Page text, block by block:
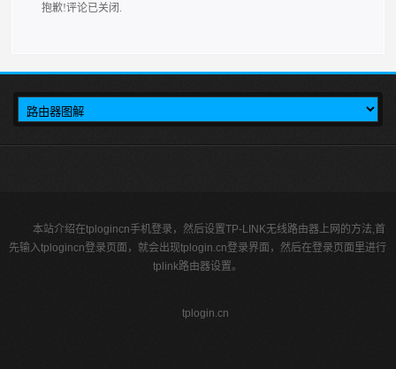
抱歉!评论已关闭.
本站介绍在tplogincn手机登录，然后设置TP-LINK无线路由器上网的方法,首
先输入tplogincn登录页面，就会出现tplogin.cn登录界面，然后在登录页面里进行
tplink路由器设置。
tplogin.cn